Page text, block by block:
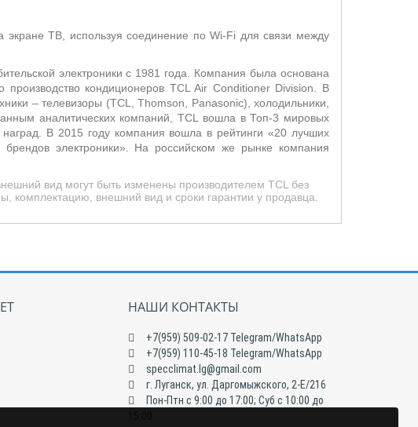
ТВ, используя соединение по Wi-Fi для связи между
электроники с 1981 года. Компания была основана
производство кондиционеров TCL Air Conditioner Division. В
– телевизоры (TCL, Thomson, Panasonic), холодильники,
аналитических компаний, TCL вошла в Топ-3 мировых
В 2015 году компания вошла в рейтинги «20 лучших
электроники». На российском же рынке компания
вид могут быть изменены производителем TCL без
комплектацию, внешний вид и сроки гарантии у продавца.
НАШИ КОНТАКТЫ
+7(959) 509-02-17 Telegram/WhatsApp
+7(959) 110-45-18 Telegram/WhatsApp
specclimat.lg@gmail.com
г. Луганск, ул. Даргомыжского, 2-Е/216
Пон-Птн с 9:00 до 17:00; Суб с 10:00 до